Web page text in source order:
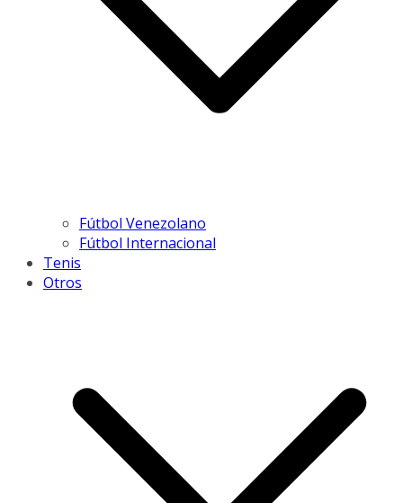
Fútbol Venezolano
Fútbol Internacional
Tenis
Otros